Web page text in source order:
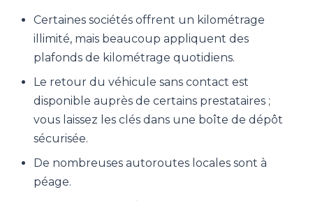
Certaines sociétés offrent un kilométrage
illimité, mais beaucoup appliquent des
plafonds de kilométrage quotidiens.
Le retour du véhicule sans contact est
disponible auprès de certains prestataires ;
vous laissez les clés dans une boîte de dépôt
sécurisée.
De nombreuses autoroutes locales sont à
péage.